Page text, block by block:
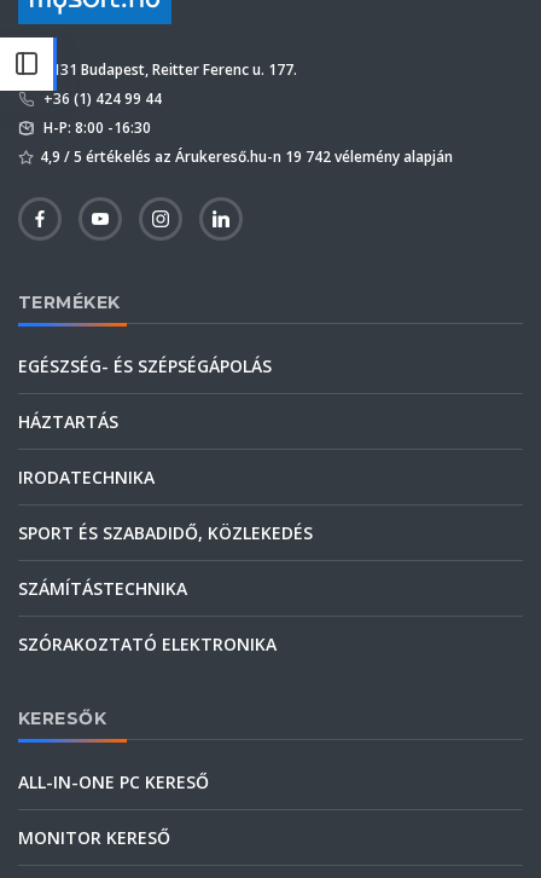
1131 Budapest, Reitter Ferenc u. 177.
+36 (1) 424 99 44
H-P: 8:00 -16:30
4,9 / 5 értékelés az Árukereső.hu-n 19 742 vélemény alapján
TERMÉKEK
EGÉSZSÉG- ÉS SZÉPSÉGÁPOLÁS
HÁZTARTÁS
IRODATECHNIKA
SPORT ÉS SZABADIDŐ, KÖZLEKEDÉS
SZÁMÍTÁSTECHNIKA
SZÓRAKOZTATÓ ELEKTRONIKA
KERESŐK
ALL-IN-ONE PC KERESŐ
MONITOR KERESŐ